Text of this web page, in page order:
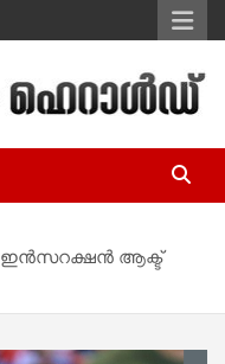
ഇന്‍സറക്ഷന്‍ ആക്ട്